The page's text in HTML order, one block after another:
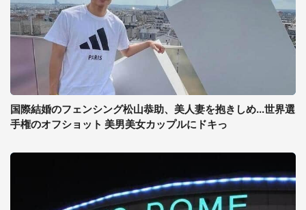
国際結婚のフェンシング松山恭助、美人妻を抱きしめ...世界選
手権のオフショット 美男美女カップルにドキっ